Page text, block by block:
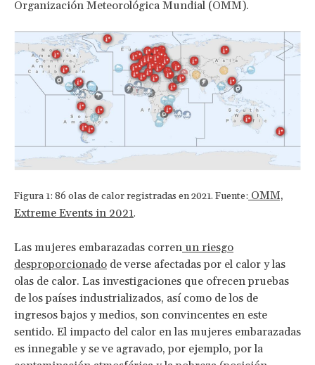
Organización Meteorológica Mundial (OMM).
Figura 1: 86 olas de calor registradas en 2021. Fuente: OMM,
Extreme Events in 2021.
Las mujeres embarazadas corren un riesgo
desproporcionado de verse afectadas por el calor y las
olas de calor. Las investigaciones que ofrecen pruebas
de los países industrializados, así como de los de
ingresos bajos y medios, son convincentes en este
sentido. El impacto del calor en las mujeres embarazadas
es innegable y se ve agravado, por ejemplo, por la